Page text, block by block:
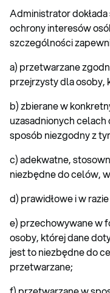
Administrator
ochrony interesów
szczególności
a) przetwarzane
przejrzysty dla osoby,
b) zbierane w
uzasadnionych
sposób niezgodny z
c) adekwatne,
niezbędne do celów,
d) prawidłowe i w
e) przechowywane w
osoby, której dane
jest to niezbędne do
przetwarzane;